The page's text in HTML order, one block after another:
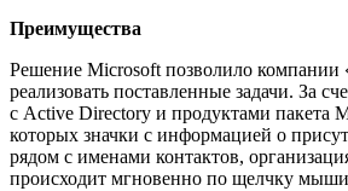
Преимущества
Решение Microsoft позволило
реализовать поставленные задачи. За
с Active Directory и продуктами пакета
которых значки с информацией о
рядом с именами контактов,
происходит мгновенно по щелчку